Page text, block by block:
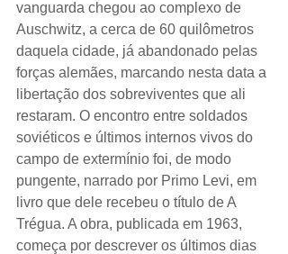
vanguarda chegou ao complexo de
Auschwitz, a cerca de 60 quilômetros
daquela cidade, já abandonado pelas
forças alemães, marcando nesta data a
libertação dos sobreviventes que ali
restaram. O encontro entre soldados
soviéticos e últimos internos vivos do
campo de extermínio foi, de modo
pungente, narrado por Primo Levi, em
livro que dele recebeu o título de A
Trégua. A obra, publicada em 1963,
começa por descrever os últimos dias